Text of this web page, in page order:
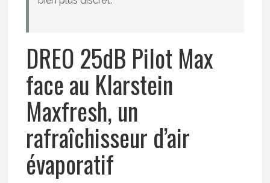
DREO 25dB Pilot Max
face au Klarstein
Maxfresh, un
rafraîchisseur d’air
évaporatif